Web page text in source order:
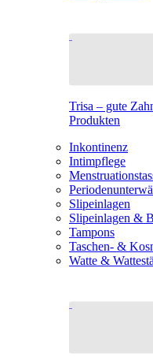
Trisa – gute
Produkten
Inkontinenz
Intimpflege
Slipeinlagen
Slipeinlagen &
Tampons
Taschen- &
Watte &